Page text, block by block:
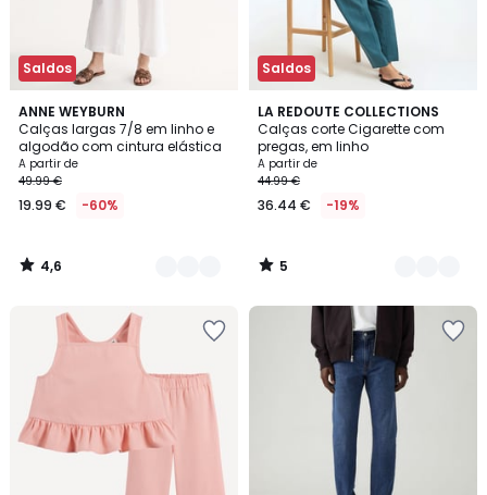
Saldos
ANNE WEYBURN
Calças largas 7/8 em linho e
algodão com cintura elástica
A partir de
49.99 €
19.99 € -60%
4,6
/ 5
3
Cores
4,6
/
Saldos
LA REDOUTE COLLECTIONS
Calças corte Cigarette com
pregas, em linho
A partir de
44.99 €
36.44 € -19%
5
/
5
2
Cores
5
/